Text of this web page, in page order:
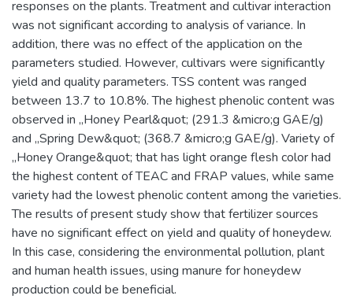
responses on the plants. Treatment and cultivar interaction
was not significant according to analysis of variance. In
addition, there was no effect of the application on the
parameters studied. However, cultivars were significantly
yield and quality parameters. TSS content was ranged
between 13.7 to 10.8%. The highest phenolic content was
observed in ,,Honey Pearl&quot; (291.3 &micro;g GAE/g)
and ,,Spring Dew&quot; (368.7 &micro;g GAE/g). Variety of
,,Honey Orange&quot; that has light orange flesh color had
the highest content of TEAC and FRAP values, while same
variety had the lowest phenolic content among the varieties.
The results of present study show that fertilizer sources
have no significant effect on yield and quality of honeydew.
In this case, considering the environmental pollution, plant
and human health issues, using manure for honeydew
production could be beneficial.